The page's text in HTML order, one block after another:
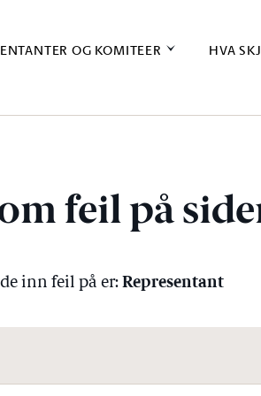
OG KOMITEER HVA
feil på
inn feil på er:Representant